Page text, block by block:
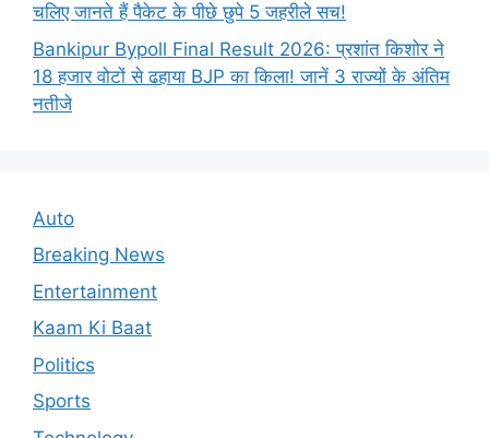
चलिए जानते हैं पैकेट के पीछे छुपे 5 जहरीले सच!
Bankipur Bypoll Final Result 2026: प्रशांत किशोर ने
18 हजार वोटों से ढहाया BJP का किला! जानें 3 राज्यों के अंतिम
नतीजे
Auto
Breaking News
Entertainment
Kaam Ki Baat
Politics
Sports